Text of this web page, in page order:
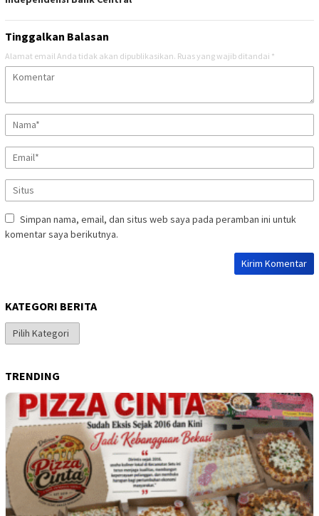
Tinggalkan Balasan
Alamat email Anda tidak akan dipublikasikan. Ruas yang wajib ditandai *
Simpan nama, email, dan situs web saya pada peramban ini untuk
komentar saya berikutnya.
KATEGORI BERITA
Kategori
Berita
TRENDING